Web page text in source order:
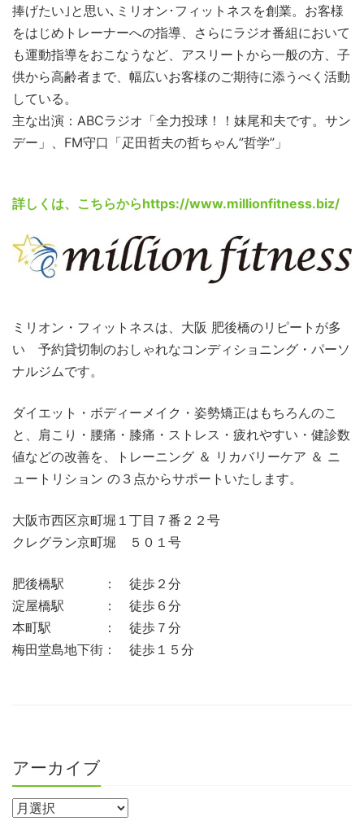
捧げたい｣と思い､ミリオン･フィットネスを創業。お客様
をはじめトレーナーへの指導、さらにラジオ番組において
も運動指導をおこなうなど、アスリートから一般の方、子
供から高齢者まで、幅広いお客様のご期待に添うべく活動
している。
主な出演：ABCラジオ「全力投球！！妹尾和夫です。サン
デー」、FM守口「疋田哲夫の哲ちゃん”哲学”」
詳しくは、こちらからhttps://www.millionfitness.biz/
ミリオン・フィットネスは、大阪 肥後橋のリピートが多
い 予約貸切制のおしゃれなコンディショニング・パーソ
ナルジムです。
ダイエット・ボディーメイク・姿勢矯正はもちろんのこ
と、肩こり・腰痛・膝痛・ストレス・疲れやすい・健診数
値などの改善を、トレーニング ＆ リカバリーケア ＆ ニ
ュートリション の３点からサポートいたします。
大阪市西区京町堀１丁目７番２２号
クレグラン京町堀 ５０１号
肥後橋駅 ： 徒歩２分
淀屋橋駅 ： 徒歩６分
本町駅 ： 徒歩７分
梅田堂島地下街： 徒歩１５分
アーカイブ